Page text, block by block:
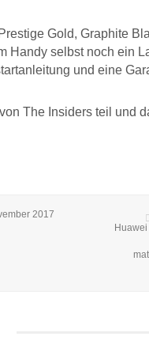
Gold, Graphite
Handy selbst noch ein
und eine
The Insiders teil und
2017
Huawei